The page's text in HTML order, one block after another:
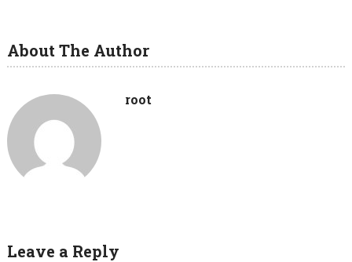
About The Author
root
Leave a Reply